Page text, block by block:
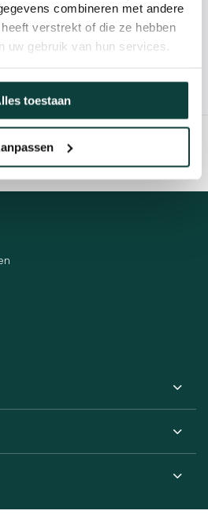
combineren met andere
verstrekt of die ze hebben
uw gebruik van hun services.
toestaan
Neem contact met ons op voor